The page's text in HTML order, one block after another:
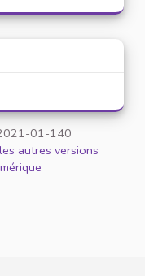
01-140
autres versions